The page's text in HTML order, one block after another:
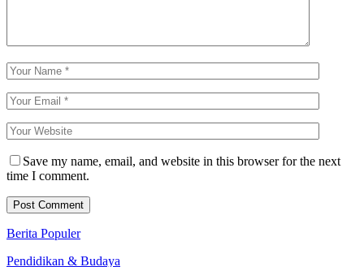
Save my name, email, and website in this browser for the next
time I comment.
Berita Populer
Pendidikan & Budaya